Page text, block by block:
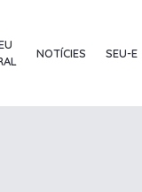
NOTÍCIES SEU-E